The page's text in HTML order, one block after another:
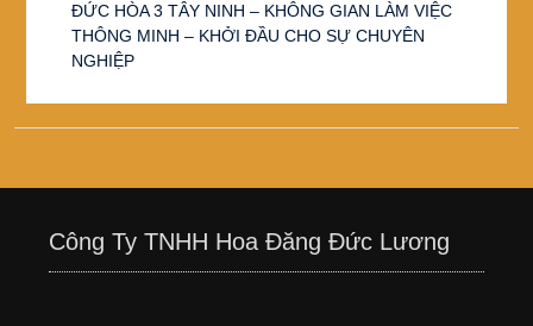
ĐỨC HÒA 3 TÂY NINH – KHÔNG GIAN LÀM VIỆC
THÔNG MINH – KHỞI ĐẦU CHO SỰ CHUYÊN
NGHIỆP
Công Ty TNHH Hoa Đăng Đức Lương